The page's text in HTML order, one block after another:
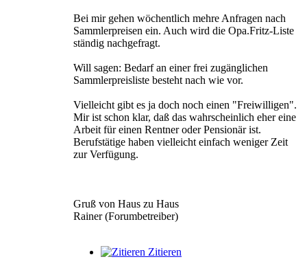
Bei mir gehen wöchentlich mehre Anfragen nach
Sammlerpreisen ein. Auch wird die Opa.Fritz-Liste
ständig nachgefragt.
Will sagen: Bedarf an einer frei zugänglichen
Sammlerpreisliste besteht nach wie vor.
Vielleicht gibt es ja doch noch einen "Freiwilligen".
Mir ist schon klar, daß das wahrscheinlich eher eine
Arbeit für einen Rentner oder Pensionär ist.
Berufstätige haben vielleicht einfach weniger Zeit
zur Verfügung.
Gruß von Haus zu Haus
Rainer (Forumbetreiber)
Zitieren